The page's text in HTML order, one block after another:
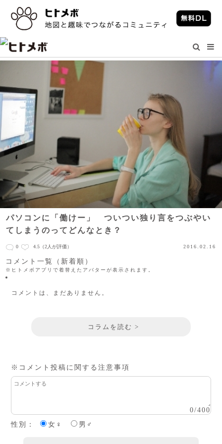
パソコンに「働けー」 ついつい独り言をつぶやい
てしまうのってどんなとき？
0 4.5 （2人が評価） 2016.02.16
コメント一覧（新着順）
※ヒトメボアプリで着替えたアバターが表示されます。
コメントは、まだありません。
コラムを読む >
※コメント投稿に関する注意事項
0/400
性別：
女♀ 男♂